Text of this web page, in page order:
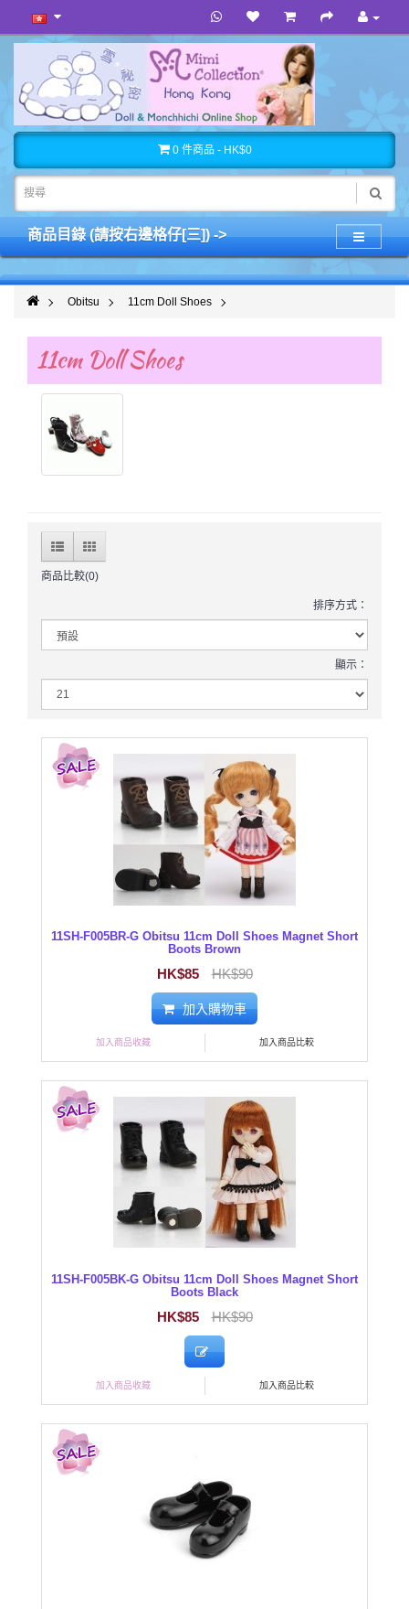
0 件商品 - HK$0
商品目錄 (請按右邊格仔[三]) ->
Obitsu 11cm Doll Shoes
11cm Doll Shoes
商品比較(0)
排序方式：
顯示：
11SH-F005BR-G Obitsu 11cm Doll Shoes Magnet Short
Boots Brown
HK$85 HK$90
加入購物車
加入商品收藏 加入商品比較
11SH-F005BK-G Obitsu 11cm Doll Shoes Magnet Short
Boots Black
HK$85 HK$90
加入商品收藏 加入商品比較